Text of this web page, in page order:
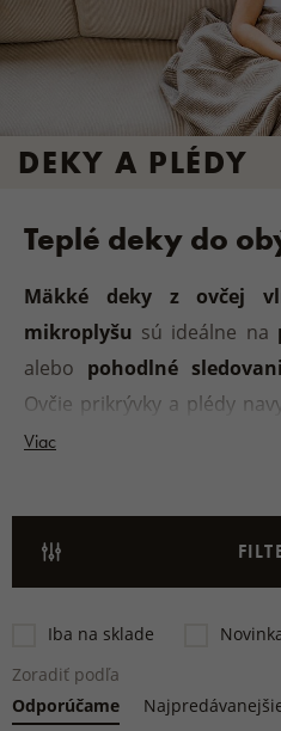
DEKY A PLÉDY
Teplé deky do
Mäkké deky z ovčej
mikroplyšu sú ideálne na
alebo pohodlné
Ovčie prikrývky a plédy
hrejivé teplo
alebo sa potrebujete
období.
Viac
Iba na sklade
Zoradiť podľa
Odporúčame